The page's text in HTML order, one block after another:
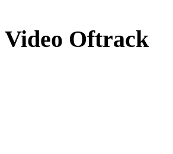
Video Oftrack